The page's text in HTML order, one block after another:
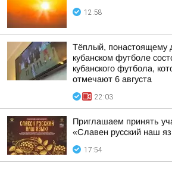
12:58
Тёплый, понастоящему
кубанском футболе
кубанского футбола,
отмечают 6 августа
22:03
Приглашаем принять
«Славен русский наш
17:54